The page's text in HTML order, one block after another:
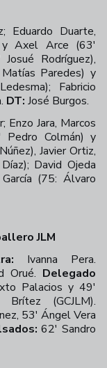
Eduardo Duarte,
y Axel Arce (63'
Rodríguez),
Paredes) y
Fabricio
DT: José Burgos.
Enzo Jara, Marcos
Pedro Colmán) y
Javier Ortiz,
David Ojeda
(75: Álvaro
JLM
Ivanna Pera.
Orué. Delegado
Palacios y 49'
(GCJLM).
53' Ángel Vera
62' Sandro